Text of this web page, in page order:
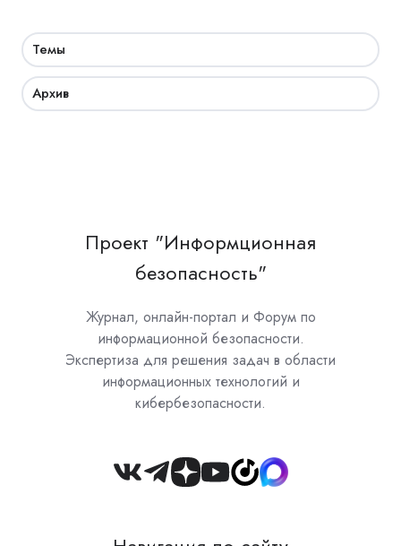
Темы
Архив
Проект "Информционная
безопасность"
Журнал, онлайн-портал и Форум по
информационной безопасности.
Экспертиза для решения задач в области
информационных технологий и
кибербезопасности.
Join